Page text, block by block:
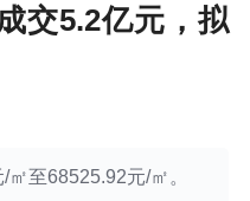
交5.2亿元，拟
至68525.92元/㎡。